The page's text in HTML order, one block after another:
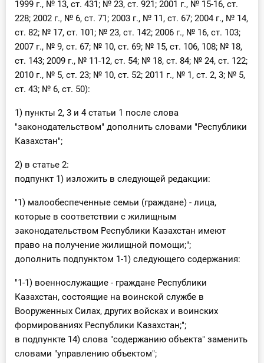
1999 г., № 13, ст. 431; № 23, ст. 921; 2001 г., № 15-16, ст.
228; 2002 г., № 6, ст. 71; 2003 г., № 11, ст. 67; 2004 г., № 14,
ст. 82; № 17, ст. 101; № 23, ст. 142; 2006 г., № 16, ст. 103;
2007 г., № 9, ст. 67; № 10, ст. 69; № 15, ст. 106, 108; № 18,
ст. 143; 2009 г., № 11-12, ст. 54; № 18, ст. 84; № 24, ст. 122;
2010 г., № 5, ст. 23; № 10, ст. 52; 2011 г., № 1, ст. 2, 3; № 5,
ст. 43; № 6, ст. 50):
1) пункты 2, 3 и 4 статьи 1 после слова
"законодательством" дополнить словами "Республики
Казахстан";
2) в статье 2:
подпункт 1) изложить в следующей редакции:
"1) малообеспеченные семьи (граждане) - лица,
которые в соответствии с жилищным
законодательством Республики Казахстан имеют
право на получение жилищной помощи;";
дополнить подпунктом 1-1) следующего содержания:
"1-1) военнослужащие - граждане Республики
Казахстан, состоящие на воинской службе в
Вооруженных Силах, других войсках и воинских
формированиях Республики Казахстан;";
в подпункте 14) слова "содержанию объекта" заменить
словами "управлению объектом";